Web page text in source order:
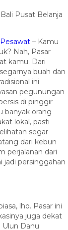
Pusat Belanja
– Kamu
Nah, Pasar
kamu. Dari
buah dan
ini
pegunungan
di pinggir
banyak orang
lokal, pasti
segar
dari kebun
perjalanan dari
jadi persinggahan
lho. Pasar ini
juga dekat
Danu